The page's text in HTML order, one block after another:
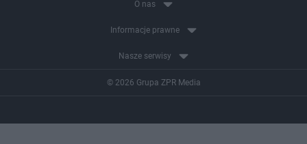
O nas
Informacje prawne
Nasze serwisy
© 2026 Grupa ZPR Media